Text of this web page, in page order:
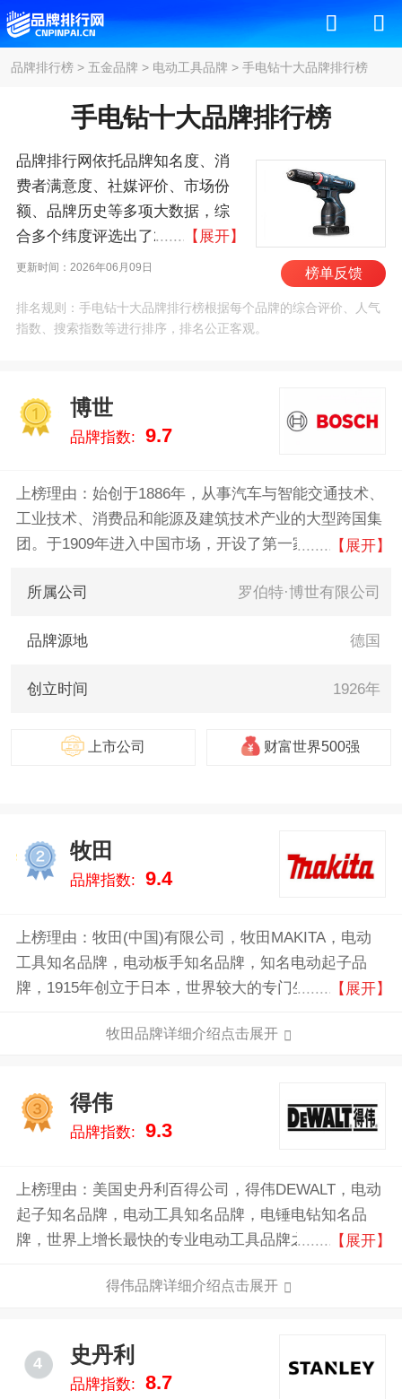
品牌排行榜> 五金品牌 > 电动工具品牌 > 手电钻十大品牌排行榜
手电钻十大品牌排行榜
品牌排行网依托品牌知名度、消
费者满意度、社媒评价、市场份
额、品牌历史等多项大数据，综
合多个纬度评选出了2026年手电
钻十大品牌排行榜，其中前十名
田/MAKITA、得伟/DEWALT、史
丹利/STANLEY、麦太
机/Hikokl、东成 。我们致力于用
最真实的数据告诉您手电钻什么
【展开】
更新时间：2026年06月09日 榜单反馈
排名规则：手电钻十大品牌排行榜根据每个品牌的综合评价、人气
指数、搜索指数等进行排序，排名公正客观。
1
博世
品牌指数: 9.7
上榜理由：始创于1886年，从事汽车与智能交通技术、
工业技术、消费品和能源及建筑技术产业的大型跨国集
团。于1909年进入中国市场，开设了第一家贸易办事
间。在过去的112年里，博世见证了中国社会日新月异
【展开】
所属公司 罗伯特·博世有限公司
品牌源地 德国
创立时间 1926年
上市公司 财富世界500强
2
牧田
品牌指数: 9.4
上榜理由：牧田(中国)有限公司，牧田MAKITA，电动
工具知名品牌，电动板手知名品牌，知名电动起子品
牌，1915年创立于日本，世界较大的专门生产专业电动
【展开】
牧田品牌详细介绍点击展开
3
得伟
品牌指数: 9.3
上榜理由：美国史丹利百得公司，得伟DEWALT，电动
起子知名品牌，电动工具知名品牌，电锤电钻知名品
牌，世界上增长最快的专业电动工具品牌之一，行业极
尖的高品质工具类的制造商。
【展开】
得伟品牌详细介绍点击展开
4 史丹利
品牌指数: 8.7